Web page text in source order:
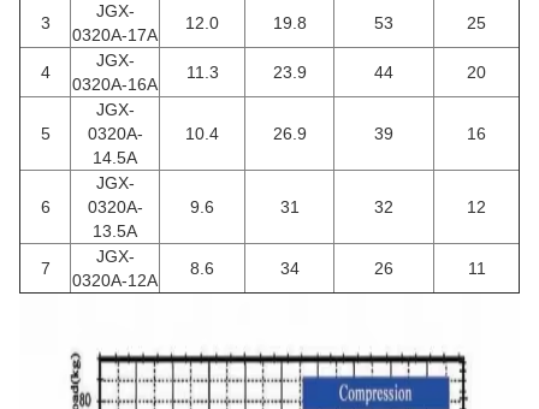
3
JGX-
0320A-17A
12.0 19.8 53 25
4
JGX-
0320A-16A
11.3 23.9 44 20
5
JGX-
0320A-
14.5A
10.4 26.9 39 16
6
JGX-
0320A-
13.5A
9.6 31 32 12
7
JGX-
0320A-12A
8.6 34 26 11